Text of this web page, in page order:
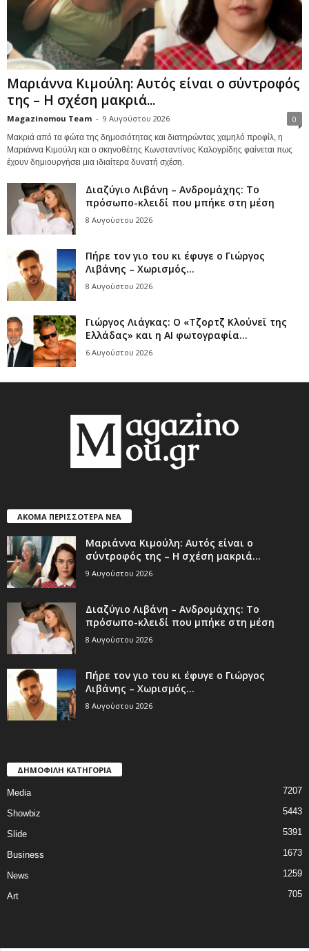
Μαριάννα Κιμούλη: Αυτός είναι ο σύντροφός
της – Η σχέση μακριά...
Magazinomou Team - 9 Αυγούστου 2026 0
Μακριά από τα φώτα της δημοσιότητας και διατηρώντας χαμηλό προφίλ, η
Μαριάννα Κιμούλη και ο σκηνοθέτης Κωνσταντίνος Καλογρίδης φαίνεται πως
έχουν δημιουργήσει μια ιδιαίτερα δυνατή σχέση.
Διαζύγιο Λιβάνη – Ανδρομάχης: Το
πρόσωπο-κλειδί που μπήκε στη μέση
8 Αυγούστου 2026
Πήρε τον γιο του κι έφυγε ο Γιώργος
Λιβάνης – Χωρισμός...
8 Αυγούστου 2026
Γιώργος Λιάγκας: Ο «Τζορτζ Κλούνεϊ της
Ελλάδας» και η AI φωτογραφία...
6 Αυγούστου 2026
ΑΚΟΜΑ ΠΕΡΙΣΣΟΤΕΡΑ ΝΕΑ
Μαριάννα Κιμούλη: Αυτός είναι ο
σύντροφός της – Η σχέση μακριά...
9 Αυγούστου 2026
Διαζύγιο Λιβάνη – Ανδρομάχης: Το
πρόσωπο-κλειδί που μπήκε στη μέση
8 Αυγούστου 2026
Πήρε τον γιο του κι έφυγε ο Γιώργος
Λιβάνης – Χωρισμός...
8 Αυγούστου 2026
ΔΗΜΟΦΙΛΗ ΚΑΤΗΓΟΡΙΑ
Media 7207
Showbiz 5443
Slide 5391
Business 1673
News 1259
Art 705